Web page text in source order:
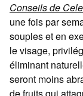
Conseils de
une fois par
souples et en
le visage,
éliminant
seront moins